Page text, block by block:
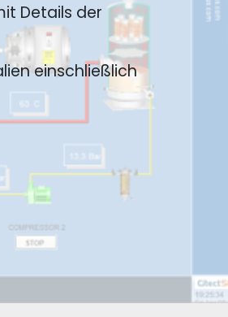
Details der
einschließlich